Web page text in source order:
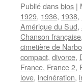
Publié dansbios |
1929, 1936, 1938,
Amérique du Sud,
Chanson française,
cimetière de
compact, divorce,
France, France 2,
love, incinération,